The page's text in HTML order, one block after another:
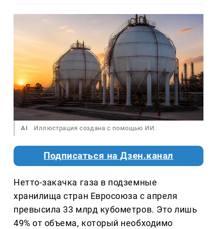
AI Иллюстрация создана с помощью ИИ.
Подписаться на Дзен.канал
Нетто-закачка газа в подземные
хранилища стран Евросоюза с апреля
превысила 33 млрд кубометров. Это лишь
49% от объема, который необходимо